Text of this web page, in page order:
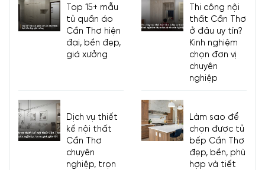
Top 15+ mẫu
tủ quần áo
Cần Thơ hiện
đại, bền đẹp,
giá xưởng
Thi công nội
thất Cần Thơ
ở đâu uy tín?
Kinh nghiệm
chọn đơn vị
chuyên
nghiệp
Dịch vụ thiết
kế nội thất
Cần Thơ
chuyên
nghiệp, trọn
Làm sao để
chọn được tủ
bếp Cần Thơ
đẹp, bền, phù
hợp và tiết